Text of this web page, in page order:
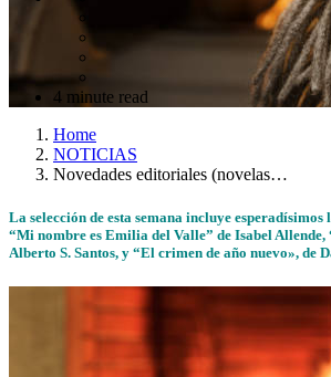
4 minute read
Home
NOTICIAS
Novedades editoriales (novelas…
La selección de esta semana incluye
“Mi nombre es Emilia del Valle” de Isabel Allende,
Alberto S. Santos, y “El crimen de año nuevo», de